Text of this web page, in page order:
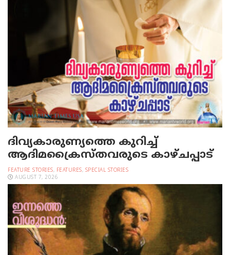
ദിവ്യകാരുണ്യത്തെ കുറിച്ച്
ആദിമക്രൈസ്തവരുടെ കാഴ്ചപ്പാട്
FEATURE STORIES, FEATURES, SPECIAL STORIES
AUGUST 7, 2026